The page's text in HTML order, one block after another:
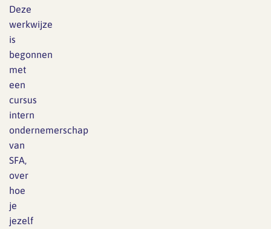
Deze
werkwijze
is
begonnen
met
een
cursus
intern
ondernemerschap
van
SFA,
over
hoe
je
jezelf